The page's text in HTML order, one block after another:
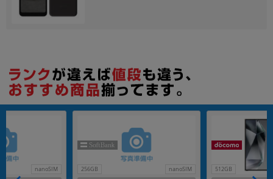
nanoSIM 256GB nanoSIM 512GB